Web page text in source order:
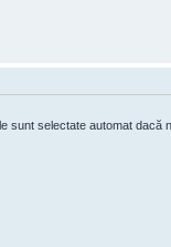
sunt selectate automat dacă